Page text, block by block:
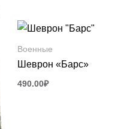
Военные
Шеврон «Барс»
490.00₽